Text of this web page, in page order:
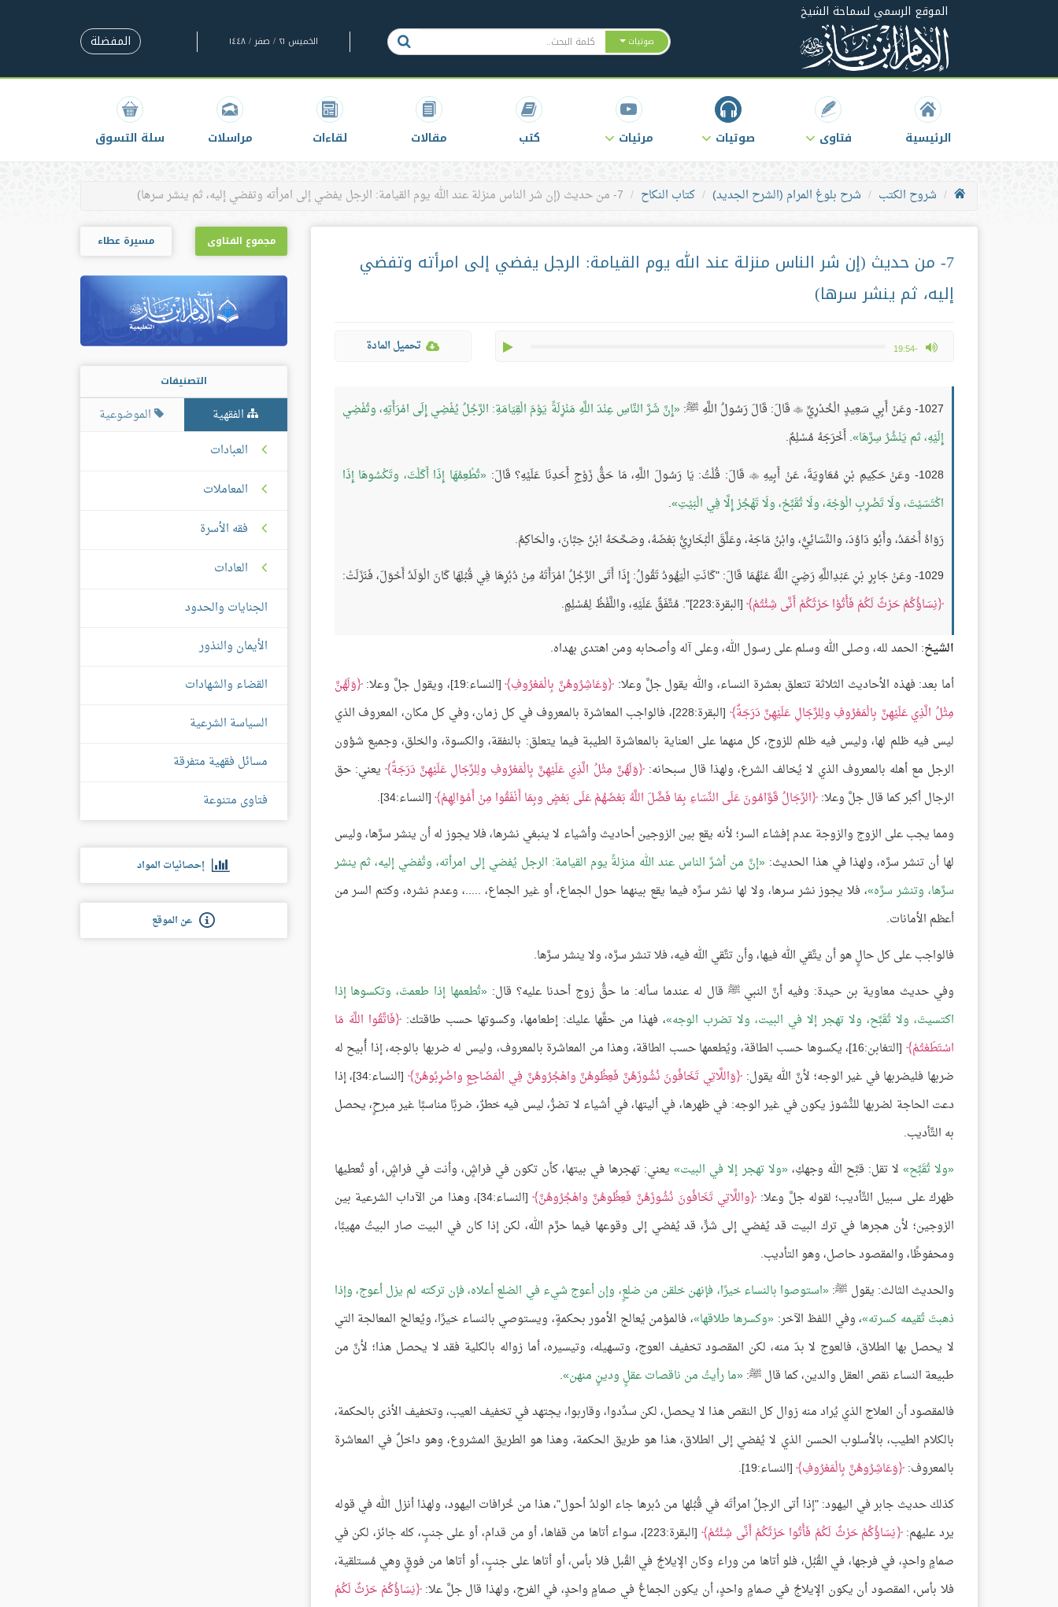
الموقع الرسمي لسماحة الشيخ
صوتيات الخميس ٢١ / صفر / ١٤٤٨ المفضلة
الرئيسية فتاوى صوتيات مرئيات كتب مقالات لقاءات مراسلات سلة التسوق
شروح الكتب شرح بلوغ المرام (الشرح الجديد) كتاب النكاح 7- من حديث (إن شر الناس منزلة عند الله يوم القيامة: الرجل يفضي إلى امرأته وتفضي إليه، ثم ينشر سرها)
7- من حديث (إن شر الناس منزلة عند الله يوم القيامة: الرجل يفضي إلى امرأته وتفضي
إليه، ثم ينشر سرها)
-19:54
max volume تحميل المادة
1027- وعَنْ أَبِي سَعِيدٍ الْخُدْرِيِّ قَالَ: قَالَ رَسُولُ اللَّهِ ﷺ: إِنَّ شَرَّ النَّاسِ عِنْدَ اللَّهِ مَنْزِلَةً يَوْمَ الْقِيَامَةِ: الرَّجُلُ يُفْضِي إِلَى امْرَأَتِهِ، وتُفْضِي
إِلَيْهِ، ثم يَنْشُرُ سِرَّهَا . أَخْرَجَهُ مُسْلِمٌ.
1028- وعَنْ حَكِيمِ بْنِ مُعَاوِيَةَ، عَنْ أَبِيهِ
 قَالَ: قُلْتُ: يَا رَسُولَ اللَّهِ، مَا حَقُّ زَوْجِ أَحَدِنَا عَلَيْهِ؟ قَالَ: تُطْعِمُهَا إِذَا أَكَلْتَ، وتَكْسُوهَا إِذَا
اكْتَسَيْتَ، ولَا تَضْرِبِ الْوَجْهَ، ولَا تُقَبِّحْ، ولَا تَهْجُرْ إِلَّا فِي الْبَيْتِ .
رَوَاهُ أَحْمَدُ، وأَبُو دَاوُدَ، والنَّسَائِيُّ، وابْنُ مَاجَهْ، وعَلَّقَ الْبُخَارِيُّ بَعْضَهُ، وصَحَّحَهُ ابْنُ حِبَّانَ، والْحَاكِمُ.
1029- وعَنْ جَابِرِ بْنِ عَبْدِاللَّهِ رَضِيَ اللَّهُ عَنْهُمَا قَالَ: "كَانَتِ الْيَهُودُ تَقُولُ: إِذَا أَتَى الرَّجُلُ امْرَأَتَهُ مِنْ دُبُرِهَا فِي قُبُلِهَا كَانَ الْوَلَدُ أَحْوَلَ، فَنَزَلَتْ:
نِسَاؤُكُمْ حَرْثٌ لَكُمْ فَأْتُوْا حَرْثَكُمْ أَنَّى شِئْتُمْ [البقرة:223]". مُتَّفَقٌ عَلَيْهِ، واللَّفْظُ لِمُسْلِمٍ.
الشيخ: الحمد لله، وصلى الله وسلم على رسول الله، وعلى آله وأصحابه ومن اهتدى بهداه.
أما بعد: فهذه الأحاديث الثلاثة تتعلق بعشرة النساء، والله يقول جلَّ وعلا: وَعَاشِرُوهُنَّ بِالْمَعْرُوفِ [النساء:19]، ويقول جلَّ وعلا:
وَلَهُنَّ
مِثْلُ الَّذِي عَلَيْهِنَّ بِالْمَعْرُوفِ ولِلرِّجَالِ عَلَيْهِنَّ دَرَجَةٌ
[البقرة:228]، فالواجب المعاشرة بالمعروف في كل زمان، وفي كل مكان، المعروف الذي
ليس فيه ظلم لها، وليس فيه ظلم للزوج، كل منهما على العناية بالمعاشرة الطيبة فيما يتعلق: بالنفقة، والكسوة، والخلق، وجميع شؤون
الرجل مع أهله بالمعروف الذي لا يُخالف الشرع، ولهذا قال سبحانه: وَلَهُنَّ مِثْلُ الَّذِي عَلَيْهِنَّ بِالْمَعْرُوفِ ولِلرِّجَالِ عَلَيْهِنَّ دَرَجَةٌ يعني: حق
الرجال أكبر كما قال جلَّ وعلا: الرِّجَالُ قَوَّامُونَ عَلَى النِّسَاءِ بِمَا فَضَّلَ اللَّهُ بَعْضَهُمْ عَلَى بَعْضٍ وبِمَا أَنْفَقُوا مِنْ أَمْوَالِهِمْ [النساء:34].
ومما يجب على الزوج والزوجة عدم إفشاء السر؛ لأنه يقع بين الزوجين أحاديث وأشياء لا ينبغي نشرها، فلا يجوز له أن ينشر سرَّها، وليس
لها أن تنشر سرَّه، ولهذا في هذا الحديث: إنَّ من أشرِّ الناس عند الله منزلةً يوم القيامة: الرجل يُفضي إلى امرأته، وتُفضي إليه، ثم ينشر
سرَّها، وتنشر سرَّه ، فلا يجوز نشر سرها، ولا لها نشر سرِّه فيما يقع بينهما حول الجماع، أو غير الجماع، .....، وعدم نشره، وكتم السر من
أعظم الأمانات.
فالواجب على كل حالٍ هو أن يتَّقي الله فيها، وأن تتَّقي الله فيه، فلا تنشر سرَّه، ولا ينشر سرَّها.
وفي حديث معاوية بن حيدة: وفيه أنَّ النبي ﷺ قال له عندما سأله: ما حقُّ زوج أحدنا عليه؟ قال: تُطعمها إذا طعمتَ، وتكسوها إذا
اكتسيتَ، ولا تُقَبِّح، ولا تهجر إلا في البيت، ولا تضرب الوجه ، فهذا من حقِّها عليك: إطعامها، وكسوتها حسب طاقتك: فَاتَّقُوا اللَّهَ مَا
اسْتَطَعْتُمْ
[التغابن:16]، يكسوها حسب الطاقة، ويُطعمها حسب الطاقة، وهذا من المعاشرة بالمعروف، وليس له ضربها بالوجه، إذا أُبيح له
ضربها فليضربها في غير الوجه؛ لأنَّ الله يقول: وَاللَّاتِي تَخَافُونَ نُشُوزَهُنَّ فَعِظُوهُنَّ واهْجُرُوهُنَّ فِي الْمَضَاجِعِ واضْرِبُوهُنَّ
[النساء:34]، إذا
دعت الحاجة لضربها للنُّشوز يكون في غير الوجه: في ظهرها، في أليتها، في أشياء لا تضرُّ، ليس فيه خطرٌ، ضربًا مناسبًا غير مبرحٍ، يحصل
به التَّأديب.
ولا تُقَبِّح لا تقل: قبَّح الله وجهكِ، ولا تهجر إلا في البيت يعني: تهجرها في بيتها، كأن تكون في فراشٍ، وأنت في فراشٍ، أو تُعطيها
ظهرك على سبيل التَّأديب؛ لقوله جلَّ وعلا: واللَّاتِي تَخَافُونَ نُشُوزَهُنَّ فَعِظُوهُنَّ واهْجُرُوهُنَّ
[النساء:34]، وهذا من الآداب الشرعية بين
الزوجين؛ لأن هجرها في ترك البيت قد يُفضي إلى شرٍّ، قد يُفضي إلى وقوعها فيما حرَّم الله، لكن إذا كان في البيت صار البيتُ مهيبًا،
ومحفوظًا، والمقصود حاصل، وهو التأديب.
والحديث الثالث: يقول ﷺ: استوصوا بالنساء خيرًا، فإنهن خلقن من ضلعٍ، وإن أعوج شيء في الضلع أعلاه، فإن تركته لم يزل أعوج، وإذا
ذهبتَ تُقيمه كسرته ، وفي اللفظ الآخر: وكسرها طلاقها ، فالمؤمن يُعالج الأمور بحكمةٍ، ويستوصي بالنساء خيرًا، ويُعالج المعالجة التي
لا يحصل بها الطلاق، فالعوج لا بدّ منه، لكن المقصود تخفيف العوج، وتسهيله، وتيسيره، أما زواله بالكلية فقد لا يحصل هذا؛ لأنَّ من
طبيعة النساء نقص العقل والدين، كما قال ﷺ: ما رأيتُ من ناقصات عقلٍ ودينٍ منهن .
فالمقصود أن العلاج الذي يُراد منه زوال كل النقص هذا لا يحصل، لكن سدِّدوا، وقاربوا، يجتهد في تخفيف العيب، وتخفيف الأذى بالحكمة،
بالكلام الطيب، بالأسلوب الحسن الذي لا يُفضي إلى الطلاق، هذا هو طريق الحكمة، وهذا هو الطريق المشروع، وهو داخلٌ في المعاشرة
بالمعروف: وَعَاشِرُوهُنَّ بِالْمَعْرُوفِ [النساء:19].
كذلك حديث جابر في اليهود: "إذا أتى الرجلُ امرأتَه في قُبُلها من دُبرها جاء الولدُ أحول"، هذا من خُرافات اليهود، ولهذا أنزل الله في قوله
يرد عليهم: نِسَاؤُكُمْ حَرْثٌ لَكُمْ فَأْتُوا حَرْثَكُمْ أَنَّى شِئْتُمْ
[البقرة:223]، سواء أتاها من قفاها، أو من قدام، أو على جنبٍ، كله جائز، لكن في
صمامٍ واحدٍ، في فرجها، في القُبُل، فلو أتاها من وراء وكان الإيلاجُ في القُبل فلا بأس، أو أتاها على جنبٍ، أو أتاها من فوقٍ وهي مُستلقية،
فلا بأس، المقصود أن يكون الإيلاجُ في صمامٍ واحدٍ، أن يكون الجماعُ في صمامٍ واحدٍ، في الفرج، ولهذا قال جلَّ علا: نِسَاؤُكُمْ حَرْثٌ لَكُمْ
مجموع الفتاوى مسيرة عطاء
التصنيفات
الفقهية
الموضوعية
العبادات
المعاملات
فقه الأسرة
العادات
الجنايات والحدود
الأيمان والنذور
القضاء والشهادات
السياسة الشرعية
مسائل فقهية متفرقة
فتاوى متنوعة
إحصائيات المواد
عن الموقع